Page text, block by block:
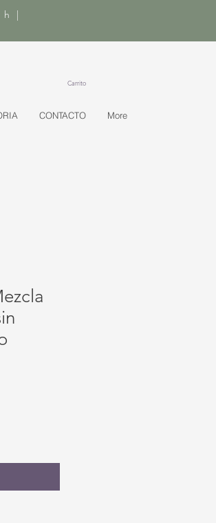
h |
CONTACTO More
Carrito